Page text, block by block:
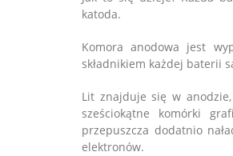
katoda.
Komora anodowa jest
składnikiem każdej baterii
Lit znajduje się w
sześciokątne komórki
przepuszcza dodatnio
elektronów.